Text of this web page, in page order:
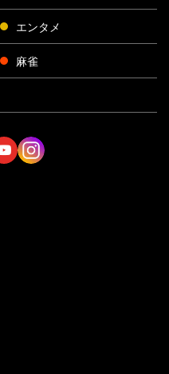
エンタメ
麻雀